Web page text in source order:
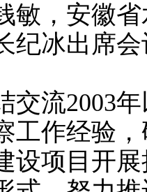
敏，安徽
纪冰出席
流2003
工作经验
设项目开